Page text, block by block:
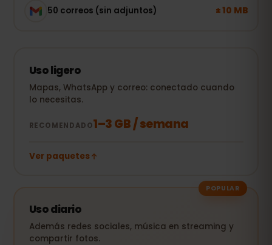
50 correos (sin adjuntos) ± 10 MB
Uso ligero
Mapas, WhatsApp y correo: conectado cuando
lo necesitas.
RECOMENDADO1–3 GB / semana
Ver paquetes
POPULAR
Uso diario
Además redes sociales, música en streaming y
compartir fotos.